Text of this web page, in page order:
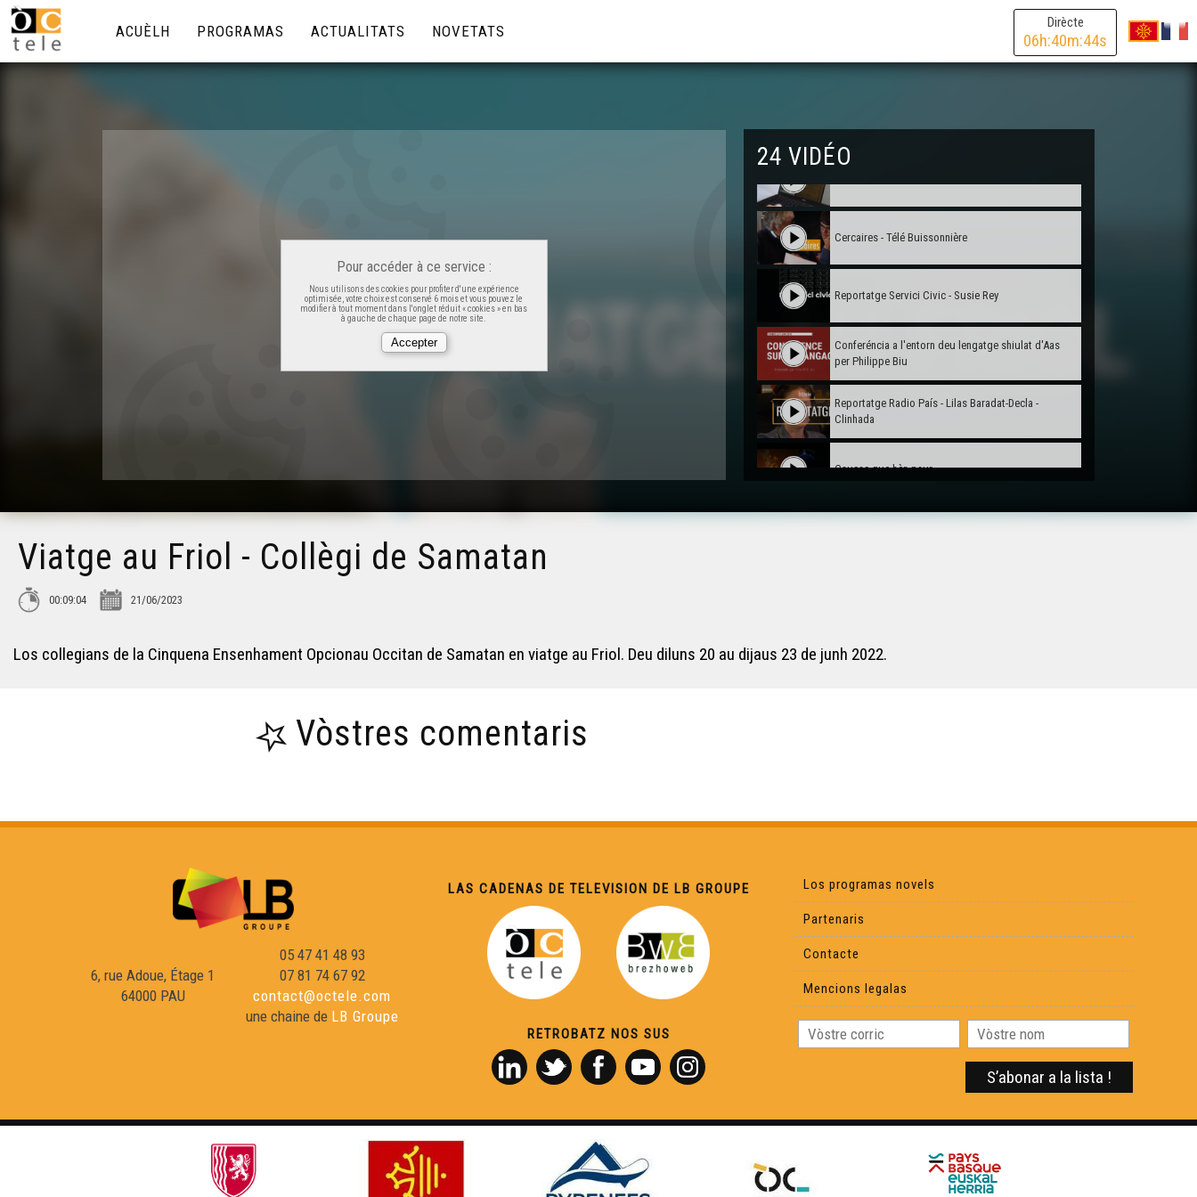
Dirècte
06h:40m:44s
ACUÈLH PROGRAMAS ACTUALITATS NOVETATS
Pour accéder à ce service :
Nous utilisons des cookies pour profiter d'une expérience
optimisée, votre choix est conservé 6 mois et vous pouvez le
modifier à tout moment dans l'onglet réduit « cookies » en bas
à gauche de chaque page de notre site.
24 VIDÉO
Chamin(s) de vita(s) - Nicolas Peuch
Cercaires - Télé Buissonnière
Reportatge Servici Civic - Susie Rey
Conferéncia a l'entorn deu lengatge shiulat d'Aas
per Philippe Biu
Reportatge Radio País - Lilas Baradat-Decla -
Clinhada
Causas que hèn paur
Viatge au Friol - Collègi de Samatan
00:09:04 21/06/2023
Los collegians de la Cinquena Ensenhament Opcionau Occitan de Samatan en viatge au Friol. Deu diluns 20 au dijaus 23 de junh 2022.
Vòstres comentaris
6, rue Adoue, Étage 1
64000 PAU
05 47 41 48 93
07 81 74 67 92
contact@octele.com
une chaine de LB Groupe
LAS CADENAS DE TELEVISION DE LB GROUPE
RETROBATZ NOS SUS
Los programas novels
Partenaris
Contacte
Mencions legalas